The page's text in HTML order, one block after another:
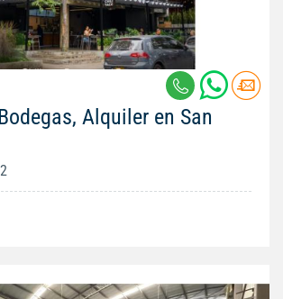
Alquiler en San